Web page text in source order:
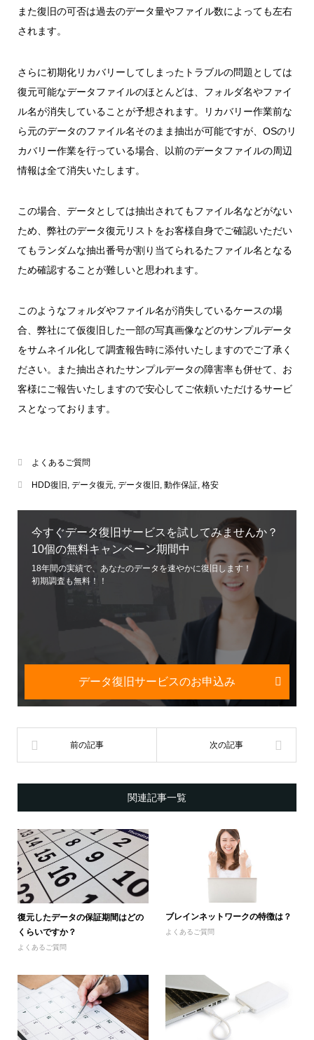
また復旧の可否は過去のデータ量やファイル数によっても左右
されます。
さらに初期化リカバリーしてしまったトラブルの問題としては
復元可能なデータファイルのほとんどは、フォルダ名やファイ
ル名が消失していることが予想されます。リカバリー作業前な
ら元のデータのファイル名そのまま抽出が可能ですが、OSのリ
カバリー作業を行っている場合、以前のデータファイルの周辺
情報は全て消失いたします。
この場合、データとしては抽出されてもファイル名などがない
ため、弊社のデータ復元リストをお客様自身でご確認いただい
てもランダムな抽出番号が割り当てられるたファイル名となる
ため確認することが難しいと思われます。
このようなフォルダやファイル名が消失しているケースの場
合、弊社にて仮復旧した一部の写真画像などのサンプルデータ
をサムネイル化して調査報告時に添付いたしますのでご了承く
ださい。また抽出されたサンプルデータの障害率も併せて、お
客様にご報告いたしますので安心してご依頼いただけるサービ
スとなっております。
よくあるご質問
HDD復旧 , データ復元, データ復旧 , 動作保証, 格安
今すぐデータ復旧サービスを試してみませんか？
10個の無料キャンペーン期間中
18年間の実績で、あなたのデータを速やかに復旧します！
初期調査も無料！！
データ復旧サービスのお申込み
関連記事一覧
復元したデータの保証期間はどの
くらいですか？
よくあるご質問
ブレインネットワークの特徴は？
よくあるご質問